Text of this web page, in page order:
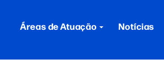
Áreas de Atuação Notícias